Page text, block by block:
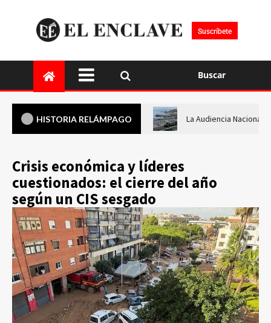
Suscríbete
Buscar
HISTORIA RELÁMPAGO La Audiencia Nacional
Crisis económica y líderes
cuestionados: el cierre del año
según un CIS sesgado